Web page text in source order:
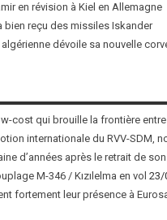
en révision à Kiel en Allemagne
bien reçu des missiles Iskander
algérienne dévoile sa nouvelle
cost qui brouille la frontière
internationale du RVV-SDM,
d’années après le retrait de
M-346 / Kızılelma en vol 23/
fortement leur présence à